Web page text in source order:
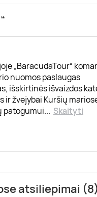
„BaracudaTour“
nuomos paslaugas
išskirtinės išvaizdos
ir žvejybai Kuršių
patogumui... Skaityti
atsiliepimai (8)